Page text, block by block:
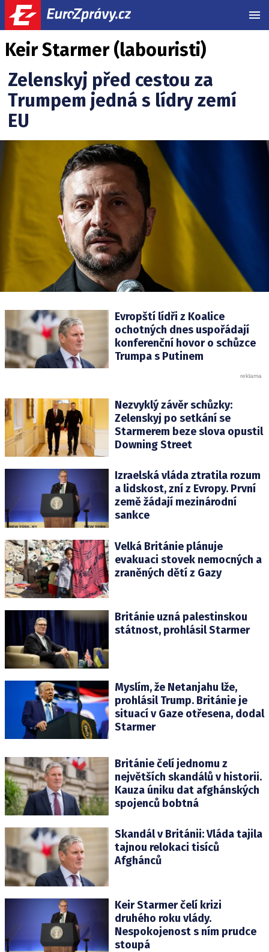
Keir Starmer (labouristi)
Zelenskyj před cestou za
Trumpem jedná s lídry zemí
EU
Evropští lídři z Koalice
ochotných dnes uspořádají
konferenční hovor o schůzce
Trumpa s Putinem
Nezvyklý závěr schůzky:
Zelenskyj po setkání se
Starmerem beze slova opustil
Downing Street
Izraelská vláda ztratila rozum
a lidskost, zní z Evropy. První
země žádají mezinárodní
sankce
Velká Británie plánuje
evakuaci stovek nemocných a
zraněných dětí z Gazy
Británie uzná palestinskou
státnost, prohlásil Starmer
Myslím, že Netanjahu lže,
prohlásil Trump. Británie je
situací v Gaze otřesena, dodal
Starmer
Británie čelí jednomu z
největších skandálů v historii.
Kauza úniku dat afghánských
spojenců bobtná
Skandál v Británii: Vláda tajila
tajnou relokaci tisíců
Afghánců
Keir Starmer čelí krizi
druhého roku vlády.
Nespokojenost s ním prudce
stoupá